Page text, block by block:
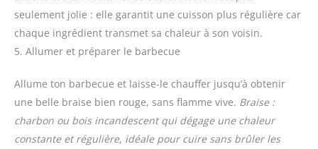
seulement jolie : elle garantit une cuisson plus régulière car
chaque ingrédient transmet sa chaleur à son voisin.
5. Allumer et préparer le barbecue
Allume ton barbecue et laisse-le chauffer jusqu’à obtenir
une belle braise bien rouge, sans flamme vive. Braise :
charbon ou bois incandescent qui dégage une chaleur
constante et régulière, idéale pour cuire sans brûler les